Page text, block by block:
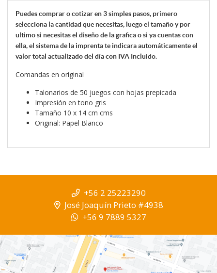
Puedes comprar o cotizar en 3 simples pasos, primero
selecciona la cantidad que necesitas, luego el tamaño y por
ultimo si necesitas el diseño de la grafica o si ya cuentas con
ella, el sistema de la imprenta te indicara automáticamente el
valor total actualizado del día con IVA Incluido.
Comandas en original
Talonarios de 50 juegos con hojas prepicada
Impresión en tono gris
Tamaño 10 x 14 cm cms
Original: Papel Blanco
+56 2 25223290
José Joaquín Prieto #4938
+56 9 7889 5327